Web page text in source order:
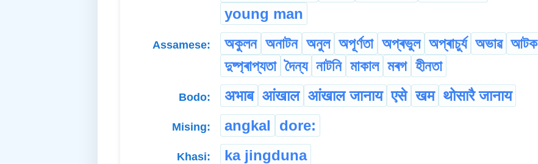
young man
Assamese: অকুলন অনাটন অনুল অপূৰ্ণতা অপ্ৰভুল অপ্ৰাচুৰ্য অভাৱ আটক
দুষ্প্ৰাপ্যতা দৈন্য নাটনি মাকাল মৰগ হীনতা
Bodo: अभाब आंखाल आंखाल जानाय एसे खम थोसारै जानाय
Mising: angkal dore:
Khasi: ka jingduna